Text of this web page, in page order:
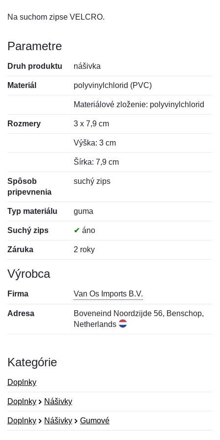
Na suchom zipse VELCRO.
Parametre
Druh produktu nášivka
Materiál polyvinylchlorid (PVC)
Materiálové zloženie: polyvinylchlorid
Rozmery 3 x 7,9 cm
Výška: 3 cm
Šírka: 7,9 cm
Spôsob
pripevnenia
suchý zips
Typ materiálu guma
Suchý zips ✔ áno
Záruka 2 roky
Výrobca
Firma Van Os Imports B.V.
Adresa
Boveneind Noordzijde 56, Benschop,
Netherlands
Kategórie
Doplnky
Doplnky Nášivky
Doplnky Nášivky Gumové